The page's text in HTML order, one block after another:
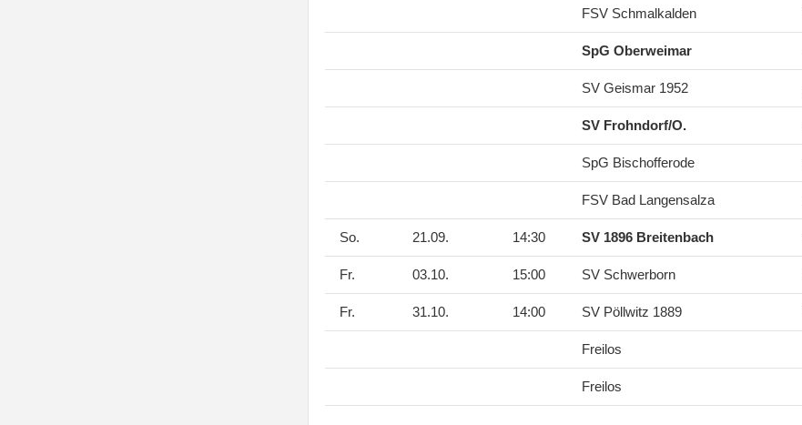
FSV Schmalkalden
SpG Oberweimar
SV Geismar 1952
SV Frohndorf/O.
SpG Bischofferode
FSV Bad Langensalza
So. 21.09. 14:30 SV 1896 Breitenbach
Fr. 03.10. 15:00 SV Schwerborn
Fr. 31.10. 14:00 SV Pöllwitz 1889
Freilos
Freilos